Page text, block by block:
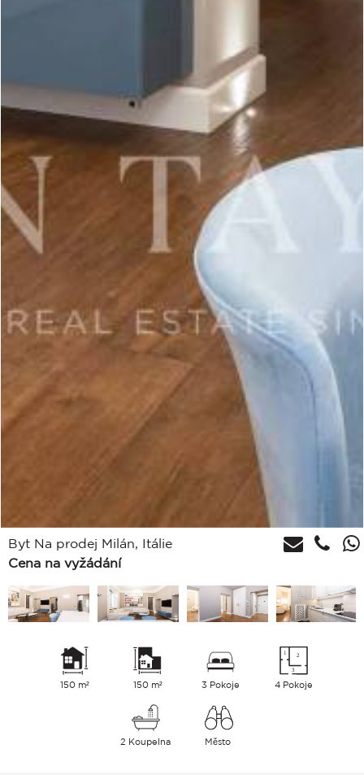
Byt Na prodej Milán, Itálie
Cena na vyžádání
150 m² 150 m² 3 Pokoje 4 Pokoje
2 Koupelna Město